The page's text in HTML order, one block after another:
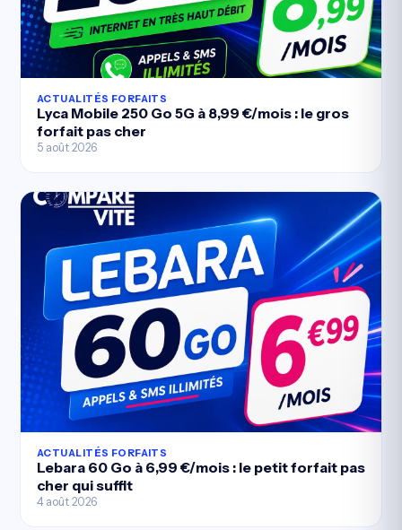
ACTUALITÉS FORFAITS
Lyca Mobile 250 Go 5G à 8,99 €/mois : le gros
forfait pas cher
5 août 2026
ACTUALITÉS FORFAITS
Lebara 60 Go à 6,99 €/mois : le petit forfait pas
cher qui suffit
4 août 2026